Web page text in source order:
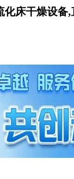
床干燥设备